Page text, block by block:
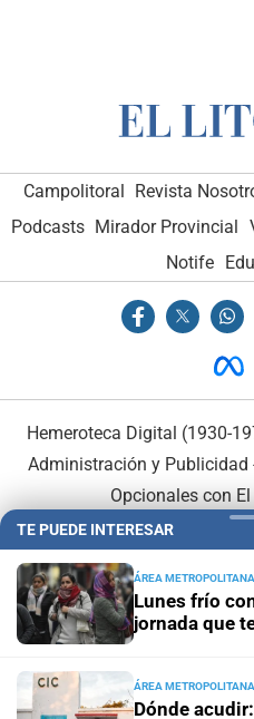
Campolitoral Revista
Podcasts Mirador Provincial
Notife
Hemeroteca Digital (1930-
Administración y Publicidad
Opcionales con El
En
TE PUEDE INTERESAR
ÁREA METROPOLITANA
Lunes frío
jornada que
ÁREA METROPOLITANA
Dónde